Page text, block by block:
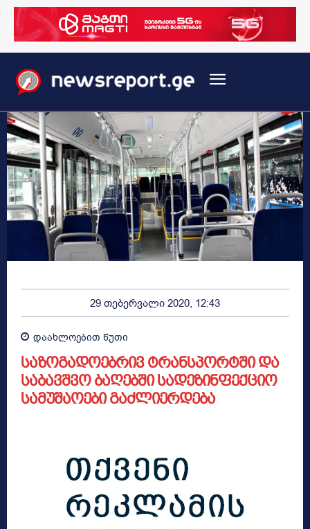
29 თებერვალი 2020, 12:43
დაახლოებით წუთი
საზოგადოებრივ ტრანსპორტში და
საბავშვო ბაღებში სადეზინფექციო
სამუშაოები გაძლიერდება